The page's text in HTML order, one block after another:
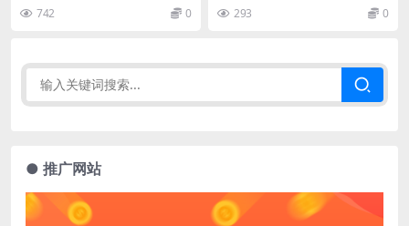
742 0 293 0
● 推广网站